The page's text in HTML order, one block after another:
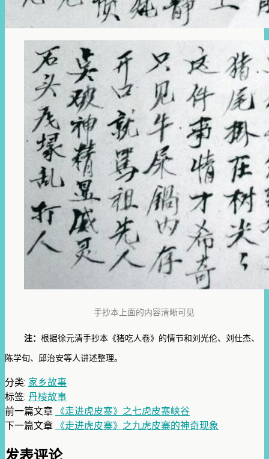
手抄本上面的内容清晰可见
注： 根据徐元清手抄本《猪吃人卷》的情节和刘光伦、刘仕杰、
陈学旬、邱治安等人讲述整理。
分类: 家乡故事
标签: 丹棱故事
前一篇文章
《走进虎皮寨》之七虎皮寨峡谷
下一篇文章
《走进虎皮寨》之九虎皮寨的神奇现象
发表评论